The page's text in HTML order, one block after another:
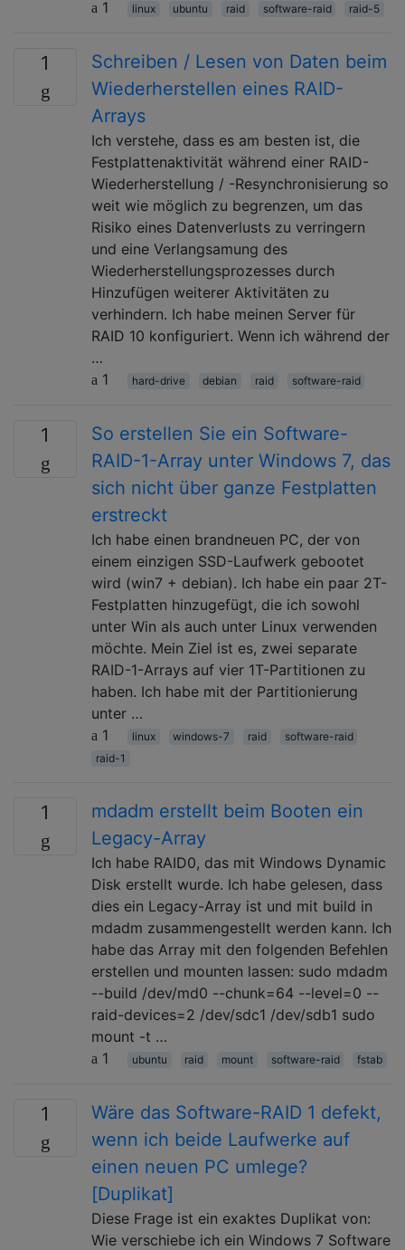
1 linux ubuntu raid software-raid raid-5
1
Schreiben / Lesen von Daten beim
Wiederherstellen eines RAID-
Arrays
Ich verstehe, dass es am besten ist, die
Festplattenaktivität während einer RAID-
Wiederherstellung / -Resynchronisierung so
weit wie möglich zu begrenzen, um das
Risiko eines Datenverlusts zu verringern
und eine Verlangsamung des
Wiederherstellungsprozesses durch
Hinzufügen weiterer Aktivitäten zu
verhindern. Ich habe meinen Server für
RAID 10 konfiguriert. Wenn ich während der
…
1
hard-drive debian raid software-raid
1
So erstellen Sie ein Software-
RAID-1-Array unter Windows 7, das
sich nicht über ganze Festplatten
erstreckt
Ich habe einen brandneuen PC, der von
einem einzigen SSD-Laufwerk gebootet
wird (win7 + debian). Ich habe ein paar 2T-
Festplatten hinzugefügt, die ich sowohl
unter Win als auch unter Linux verwenden
möchte. Mein Ziel ist es, zwei separate
RAID-1-Arrays auf vier 1T-Partitionen zu
haben. Ich habe mit der Partitionierung
unter …
1
linux windows-7 raid
software-raid
raid-1
1
mdadm erstellt beim Booten ein
Legacy-Array
Ich habe RAID0, das mit Windows Dynamic
Disk erstellt wurde. Ich habe gelesen, dass
dies ein Legacy-Array ist und mit build in
mdadm zusammengestellt werden kann. Ich
habe das Array mit den folgenden Befehlen
erstellen und mounten lassen: sudo mdadm
--build /dev/md0 --chunk=64 --level=0 --
raid-devices=2 /dev/sdc1 /dev/sdb1 sudo
mount -t …
1
ubuntu raid mount software-raid fstab
1
Wäre das Software-RAID 1 defekt,
wenn ich beide Laufwerke auf
einen neuen PC umlege?
[Duplikat]
Diese Frage ist ein exaktes Duplikat von:
Wie verschiebe ich ein Windows 7 Software